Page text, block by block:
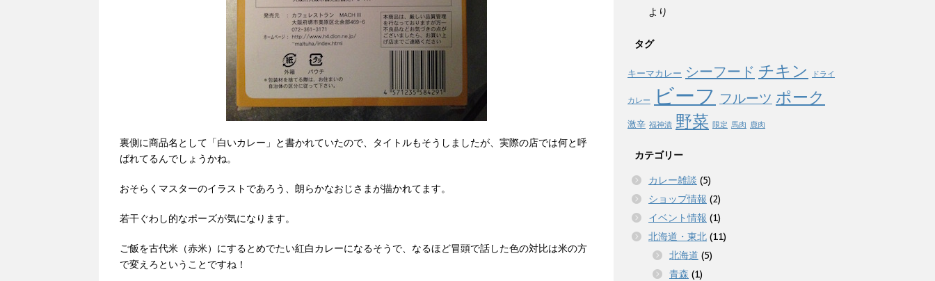
裏側に商品名として「白いカレー」と書かれていたので、タイトルもそうしましたが、実際の店では何と呼
ばれてるんでしょうかね。
おそらくマスターのイラストであろう、朗らかなおじさまが描かれてます。
若干ぐわし的なポーズが気になります。
ご飯を古代米（赤米）にするとめでたい紅白カレーになるそうで、なるほど冒頭で話した色の対比は米の方
で変えろということですね！
より
タグ
キーマカレー シーフード チキン ドライ
カレー ビーフ フルーツ ポーク
激辛 福神漬 野菜 限定 馬肉 鹿肉
カテゴリー
カレー雑談 (5)
ショップ情報 (2)
イベント情報 (1)
北海道・東北 (11)
北海道 (5)
青森 (1)